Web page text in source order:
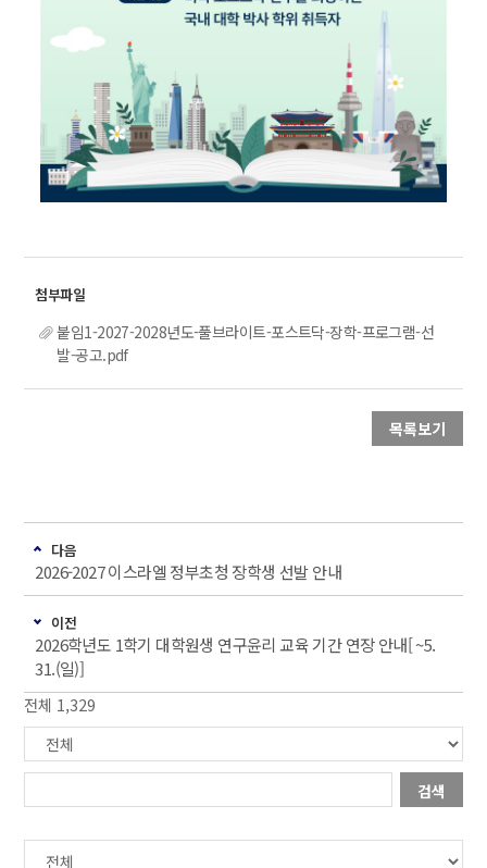
붙임1-2027-2028년도-풀브라이트-포스트닥-장학-프로그램-선
발-공고.pdf
목록보기
다음
2026-2027 이스라엘 정부초청 장학생 선발 안내
이전
2026학년도 1학기 대학원생 연구윤리 교육 기간 연장 안내[ ~5.
31.(일)]
전체 1,329
검색